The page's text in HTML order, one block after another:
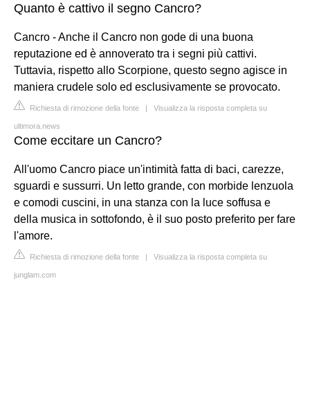
Quanto è cattivo il segno Cancro?
Cancro - Anche il Cancro non gode di una buona
reputazione ed è annoverato tra i segni più cattivi.
Tuttavia, rispetto allo Scorpione, questo segno agisce in
maniera crudele solo ed esclusivamente se provocato.
Richiesta di rimozione della fonte | Visualizza la risposta completa su
ultimora.news
Come eccitare un Cancro?
All'uomo Cancro piace un'intimità fatta di baci, carezze,
sguardi e sussurri. Un letto grande, con morbide lenzuola
e comodi cuscini, in una stanza con la luce soffusa e
della musica in sottofondo, è il suo posto preferito per fare
l'amore.
Richiesta di rimozione della fonte | Visualizza la risposta completa su
junglam.com